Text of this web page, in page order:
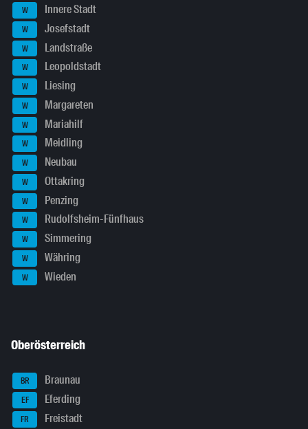
W Innere Stadt
W Josefstadt
W Landstraße
W Leopoldstadt
W Liesing
W Margareten
W Mariahilf
W Meidling
W Neubau
W Ottakring
W Penzing
W Rudolfsheim-Fünfhaus
W Simmering
W Währing
W Wieden
Oberösterreich
BR Braunau
EF Eferding
FR Freistadt